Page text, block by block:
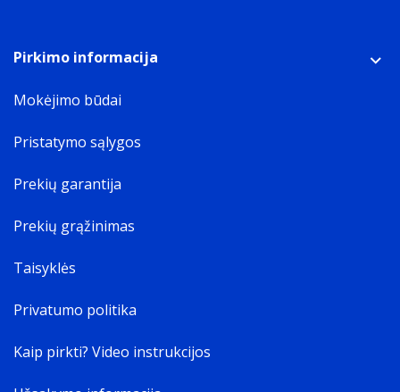
Pirkimo informacija
Mokėjimo būdai
Pristatymo sąlygos
Prekių garantija
Prekių grąžinimas
Taisyklės
Privatumo politika
Kaip pirkti? Video instrukcijos